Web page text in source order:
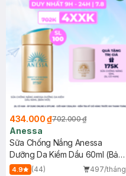
434.000 ₫702.000 ₫
Anessa
Sữa Chống Nắng Anessa
Dưỡng Da Kiềm Dầu 60ml (Bản
Mới)
4.9 (44)
497/tháng